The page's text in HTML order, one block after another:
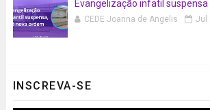
Evangelização infatil suspensa
CEDE Joanna de Angelis Jul
INSCREVA-SE